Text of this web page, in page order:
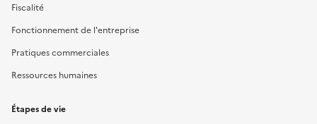
Fiscalité
Fonctionnement de l'entreprise
Pratiques commerciales
Ressources humaines
Étapes de vie